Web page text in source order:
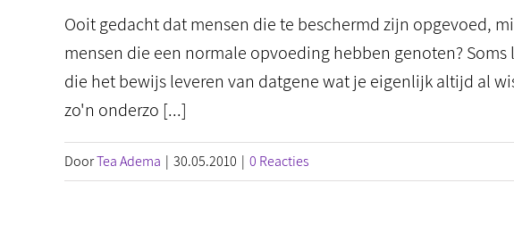
Ooit gedacht dat mensen die te beschermd zijn opgevoed,
mensen die een normale opvoeding hebben genoten?
die het bewijs leveren van datgene wat je eigenlijk altijd al
zo'n onderzo [...]
DoorTea Adema | 30.05.2010 | 0 Reacties